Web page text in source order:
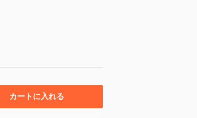
カートに入れる